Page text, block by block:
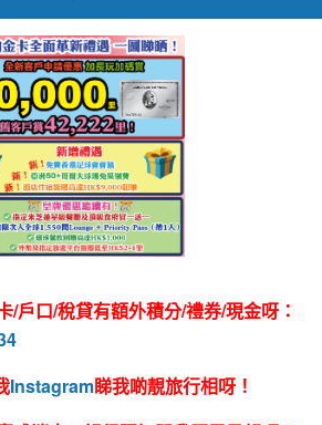
/戶口/稅貸有額外積分/禮券/現金呀：
Instagram睇我啲靚旅行相呀！